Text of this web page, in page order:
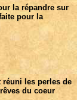
la répandre sur
pour la
réuni les perles de
du coeur